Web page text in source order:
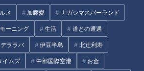
メ 加藤愛 ナガシマスパーランド
モーニング 生活 道との遭遇
デララバ 伊豆半島 北辻利寿
イムズ 中部国際空港 お金